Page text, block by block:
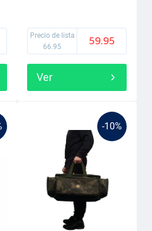
Precio de lista
66.95
59.95
Ver
-10%